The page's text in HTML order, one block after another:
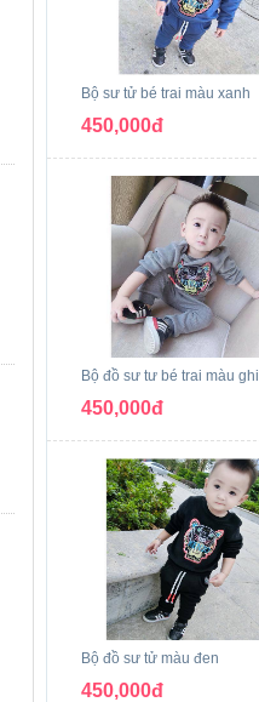
Bộ sư tử bé trai màu xanh
450,000đ
Bộ đồ sư tư bé trai màu ghi
450,000đ
Bộ đồ sư tử màu đen
450,000đ